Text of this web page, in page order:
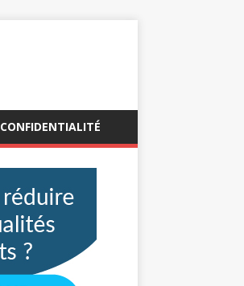
CONFIDENTIALITÉ